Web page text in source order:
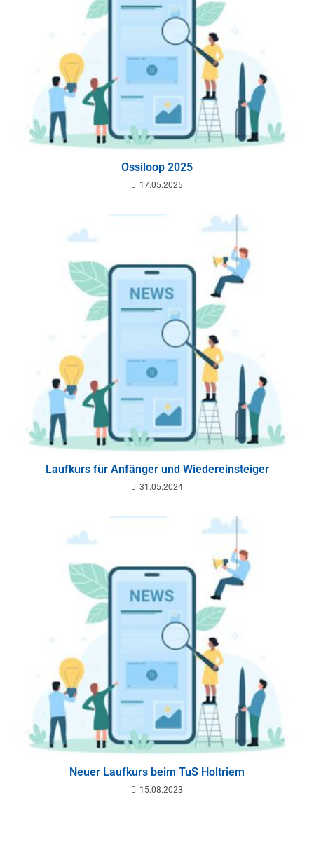
Ossiloop 2025
17.05.2025
Laufkurs für Anfänger und Wiedereinsteiger
31.05.2024
Neuer Laufkurs beim TuS Holtriem
15.08.2023